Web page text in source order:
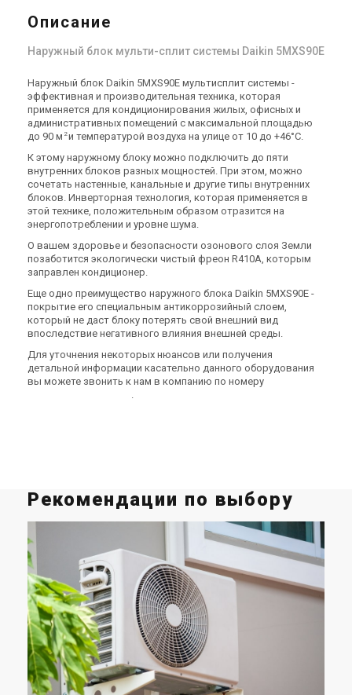
Описание
Наружный блок мульти-сплит системы Daikin 5MXS90E
Наружный блок Daikin 5MXS90E мультисплит системы -
эффективная и производительная техника, которая
применяется для кондиционирования жилых, офисных и
административных помещений с максимальной площадью
до 90 м 2 и температурой воздуха на улице от 10 до +46°C.
К этому наружному блоку можно подключить до пяти
внутренних блоков разных мощностей. При этом, можно
сочетать настенные, канальные и другие типы внутренних
блоков. Инверторная технология, которая применяется в
этой технике, положительным образом отразится на
энергопотреблении и уровне шума.
О вашем здоровье и безопасности озонового слоя Земли
позаботится экологически чистый фреон R410A, которым
заправлен кондиционер.
Еще одно преимущество наружного блока Daikin 5MXS90E -
покрытие его специальным антикоррозийный слоем,
который не даст блоку потерять свой внешний вид
впоследствие негативного влияния внешней среды.
Для уточнения некоторых нюансов или получения
детальной информации касательно данного оборудования
вы можете звонить к нам в компанию по номеру
.
Рекомендации по выбору